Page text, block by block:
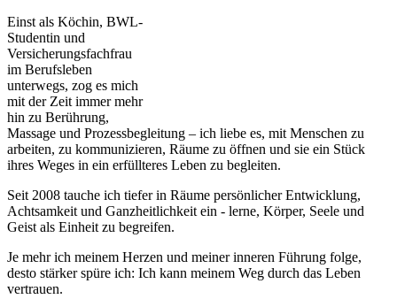
Einst als Köchin, BWL-
Studentin und
Versicherungsfachfrau
im Berufsleben
unterwegs, zog es mich
mit der Zeit immer mehr
hin zu Berührung,
Massage und Prozessbegleitung – ich liebe es, mit Menschen zu
arbeiten, zu kommunizieren, Räume zu öffnen und sie ein Stück
ihres Weges in ein erfüllteres Leben zu begleiten.
Seit 2008 tauche ich tiefer in Räume persönlicher Entwicklung,
Achtsamkeit und Ganzheitlichkeit ein - lerne, Körper, Seele und
Geist als Einheit zu begreifen.
Je mehr ich meinem Herzen und meiner inneren Führung folge,
desto stärker spüre ich: Ich kann meinem Weg durch das Leben
vertrauen.